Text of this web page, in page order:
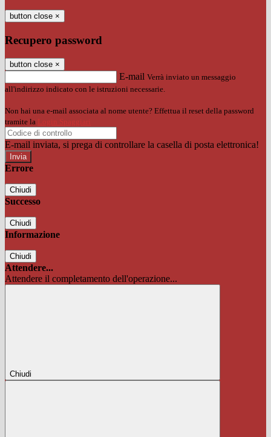
button close ×
Recupero password
button close ×
E-mail Verrà inviato un messaggio
all'indirizzo indicato con le istruzioni necessarie.
Non hai una e-mail associata al nome utente? Effettua il reset della password
tramite la Login Spaggiari
E-mail inviata, si prega di controllare la casella di posta elettronica!
Errore
Chiudi
Successo
Chiudi
Informazione
Chiudi
Attendere...
Attendere il completamento dell'operazione...
Chiudi